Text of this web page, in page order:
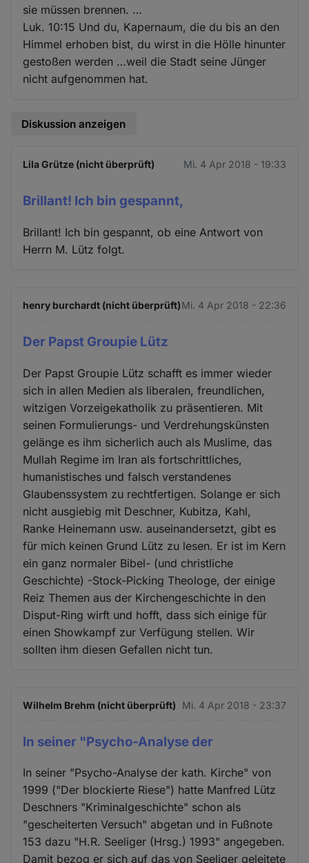
sie müssen brennen. …
Luk. 10:15 Und du, Kapernaum, die du bis an den
Himmel erhoben bist, du wirst in die Hölle hinunter
gestoßen werden …weil die Stadt seine Jünger
nicht aufgenommen hat.
Diskussion anzeigen
Lila Grütze (nicht überprüft) Mi. 4 Apr 2018 - 19:33
Brillant! Ich bin gespannt,
Brillant! Ich bin gespannt, ob eine Antwort von
Herrn M. Lütz folgt.
henry burchardt (nicht überprüft)Mi. 4 Apr 2018 - 22:36
Der Papst Groupie Lütz
Der Papst Groupie Lütz schafft es immer wieder
sich in allen Medien als liberalen, freundlichen,
witzigen Vorzeigekatholik zu präsentieren. Mit
seinen Formulierungs- und Verdrehungskünsten
gelänge es ihm sicherlich auch als Muslime, das
Mullah Regime im Iran als fortschrittliches,
humanistisches und falsch verstandenes
Glaubenssystem zu rechtfertigen. Solange er sich
nicht ausgiebig mit Deschner, Kubitza, Kahl,
Ranke Heinemann usw. auseinandersetzt, gibt es
für mich keinen Grund Lütz zu lesen. Er ist im Kern
ein ganz normaler Bibel- (und christliche
Geschichte) -Stock-Picking Theologe, der einige
Reiz Themen aus der Kirchengeschichte in den
Disput-Ring wirft und hofft, dass sich einige für
einen Showkampf zur Verfügung stellen. Wir
sollten ihm diesen Gefallen nicht tun.
Wilhelm Brehm (nicht überprüft) Mi. 4 Apr 2018 - 23:37
In seiner "Psycho-Analyse der
In seiner "Psycho-Analyse der kath. Kirche" von
1999 ("Der blockierte Riese") hatte Manfred Lütz
Deschners "Kriminalgeschichte" schon als
"gescheiterten Versuch" abgetan und in Fußnote
153 dazu "H.R. Seeliger (Hrsg.) 1993" angegeben.
Damit bezog er sich auf das von Seeliger geleitete